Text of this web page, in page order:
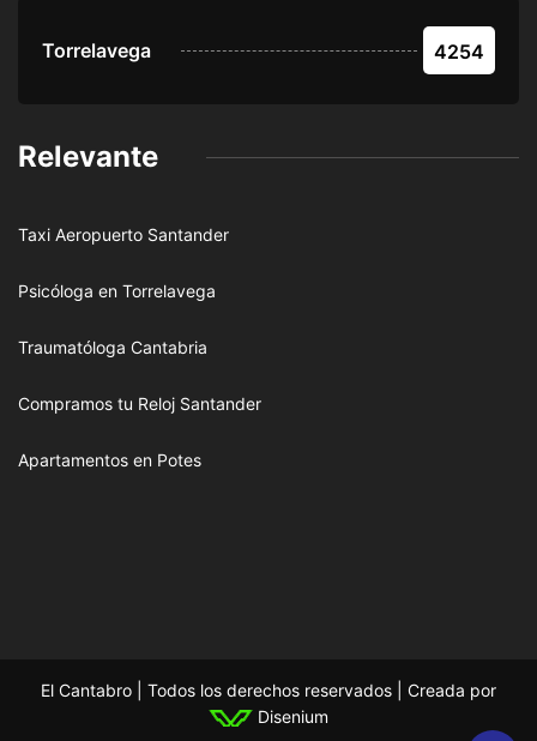
Torrelavega 4254
Relevante
Taxi Aeropuerto Santander
Psicóloga en Torrelavega
Traumatóloga Cantabria
Compramos tu Reloj Santander
Apartamentos en Potes
El Cantabro | Todos los derechos reservados | Creada por
Disenium